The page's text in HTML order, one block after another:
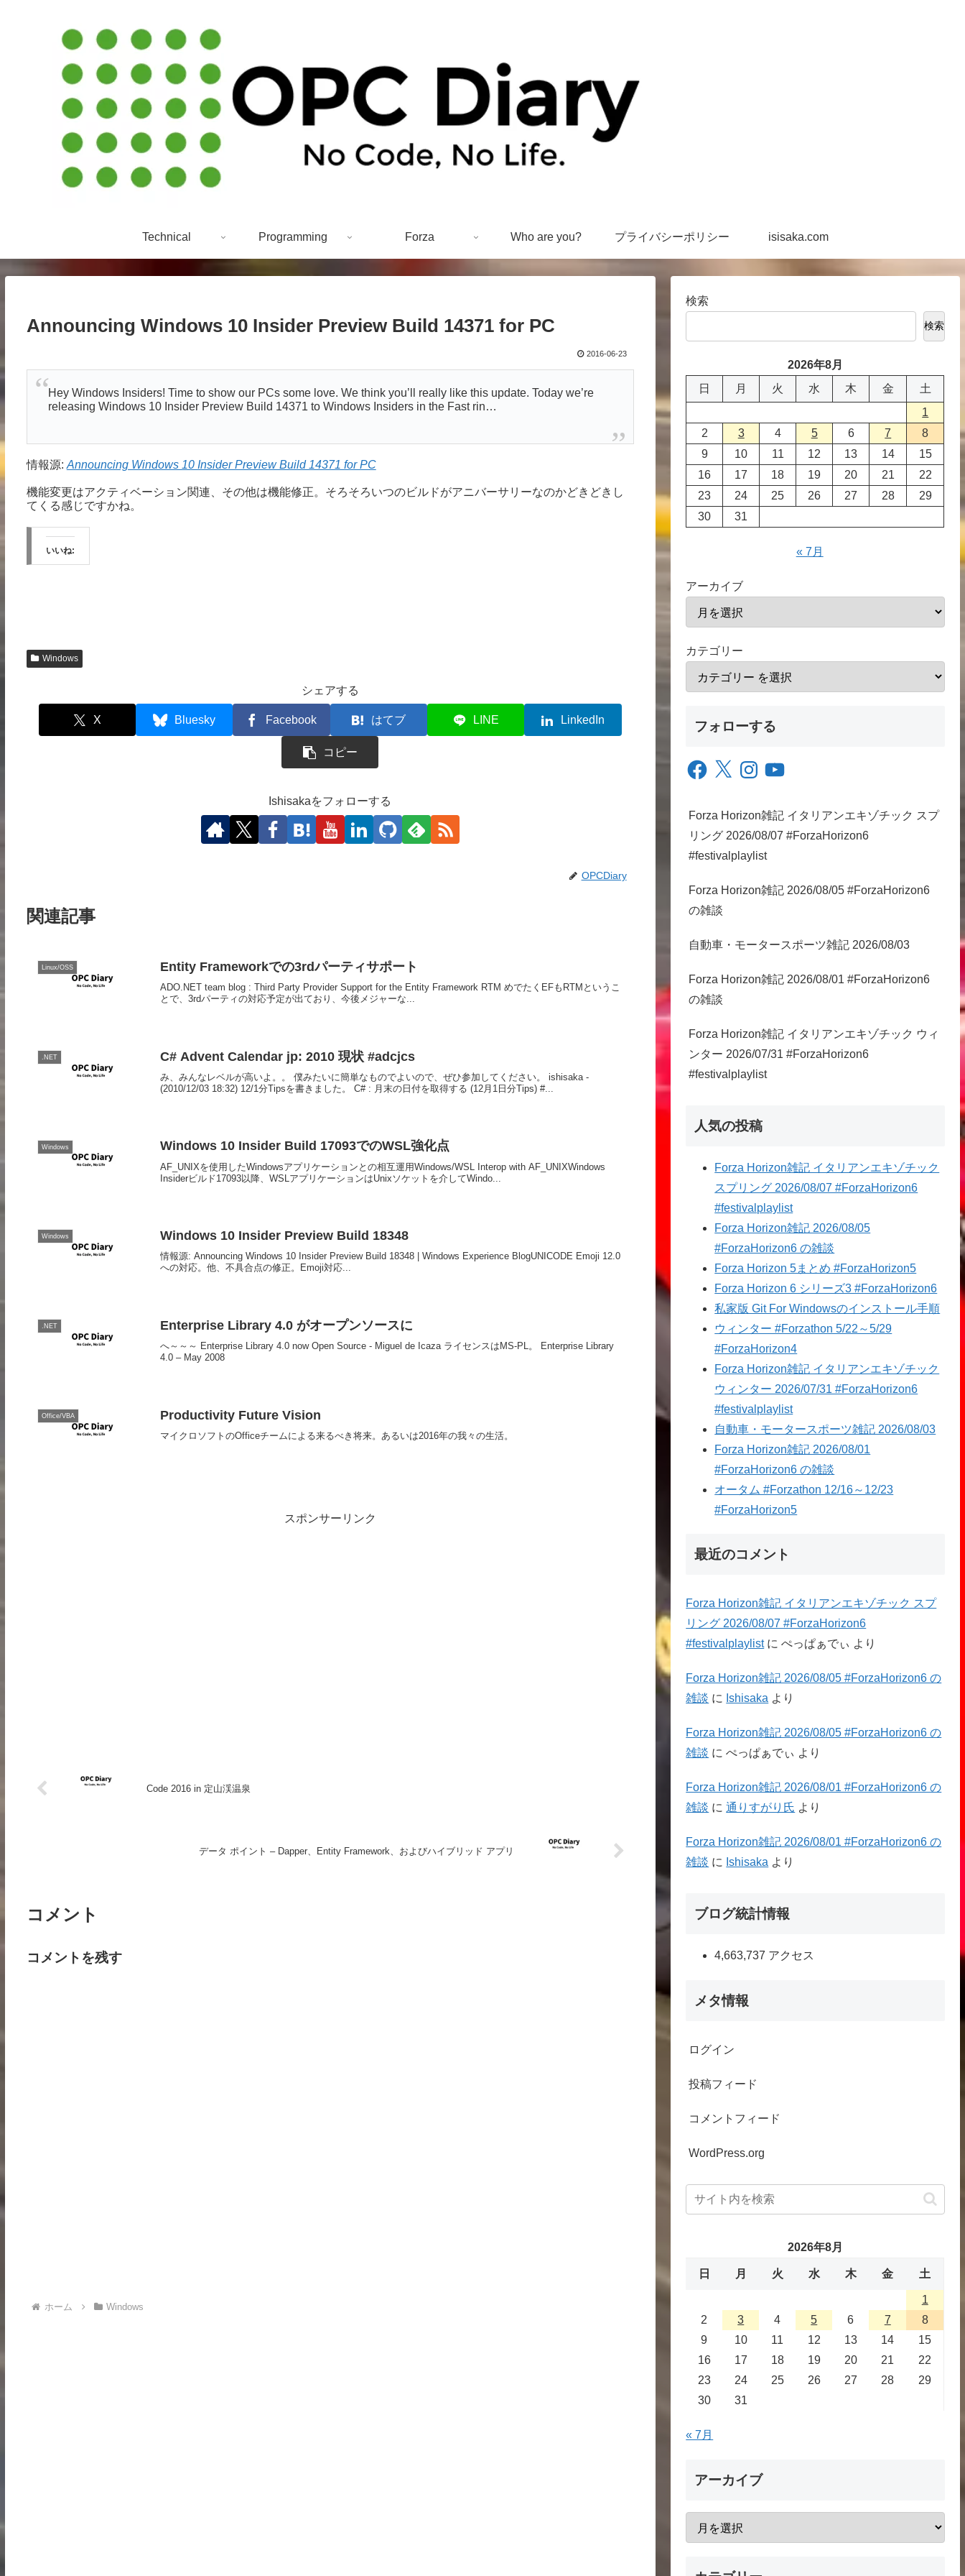
Technical Programming Forza Who are you? プライバシーポリシー isisaka.com
Announcing Windows 10 Insider Preview Build 14371 for PC
2016-06-23
Hey Windows Insiders! Time to show our PCs some love. We think you’ll really like this update. Today we’re
releasing Windows 10 Insider Preview Build 14371 to Windows Insiders in the Fast rin…
情報源: Announcing Windows 10 Insider Preview Build 14371 for PC
機能変更はアクティベーション関連、その他は機能修正。そろそろいつのビルドがアニバーサリーなのかどきどきし
てくる感じですかね。
いいね:
Windows
シェアする
X Bluesky Facebook はてブ LINE LinkedIn
コピー
Ishisakaをフォローする
OPCDiary
関連記事
Linux/OSS Entity Frameworkでの3rdパーティサポート
ADO.NET team blog : Third Party Provider Support for the Entity Framework RTM めでたくEFもRTMというこ
とで、3rdパーティの対応予定が出ており、今後メジャーな...
.NET C# Advent Calendar jp: 2010 現状 #adcjcs
み、みんなレベルが高いよ。。 僕みたいに簡単なものでよいので、ぜひ参加してください。 ishisaka -
(2010/12/03 18:32) 12/1分Tipsを書きました。 C# : 月末の日付を取得する (12月1日分Tips) #...
Windows Windows 10 Insider Build 17093でのWSL強化点
AF_UNIXを使用したWindowsアプリケーションとの相互運用Windows/WSL Interop with AF_UNIXWindows
Insiderビルド17093以降、WSLアプリケーションはUnixソケットを介してWindo...
Windows Windows 10 Insider Preview Build 18348
情報源: Announcing Windows 10 Insider Preview Build 18348 | Windows Experience BlogUNICODE Emoji 12.0
への対応。他、不具合点の修正。Emoji対応...
.NET Enterprise Library 4.0 がオープンソースに
へ～～～ Enterprise Library 4.0 now Open Source - Miguel de Icaza ライセンスはMS-PL。 Enterprise Library
4.0 – May 2008
Office/VBA Productivity Future Vision
マイクロソフトのOfficeチームによる来るべき将来。あるいは2016年の我々の生活。
スポンサーリンク
Code 2016 in 定山渓温泉
データ ポイント – Dapper、Entity Framework、およびハイブリッド アプリ
コメント
コメントを残す
ホーム Windows
検索
検索
2026年8月
日
月 火 水 木 金
土
1
2
3 4 5 6 7
8
9
10 11 12 13 14
15
16
17 18 19 20 21
22
23
24 25 26 27 28
29
30
31
« 7月
アーカイブ
カテゴリー
フォローする
Facebook
X InstagramYouTube
Forza Horizon雑記 イタリアンエキゾチック スプ
リング 2026/08/07 #ForzaHorizon6
#festivalplaylist
Forza Horizon雑記 2026/08/05 #ForzaHorizon6
の雑談
自動車・モータースポーツ雑記 2026/08/03
Forza Horizon雑記 2026/08/01 #ForzaHorizon6
の雑談
Forza Horizon雑記 イタリアンエキゾチック ウィ
ンター 2026/07/31 #ForzaHorizon6
#festivalplaylist
人気の投稿
Forza Horizon雑記 イタリアンエキゾチック
スプリング 2026/08/07 #ForzaHorizon6
#festivalplaylist
Forza Horizon雑記 2026/08/05
#ForzaHorizon6 の雑談
Forza Horizon 5まとめ #ForzaHorizon5
Forza Horizon 6 シリーズ3 #ForzaHorizon6
私家版 Git For Windowsのインストール手順
ウィンター #Forzathon 5/22～5/29
#ForzaHorizon4
Forza Horizon雑記 イタリアンエキゾチック
ウィンター 2026/07/31 #ForzaHorizon6
#festivalplaylist
自動車・モータースポーツ雑記 2026/08/03
Forza Horizon雑記 2026/08/01
#ForzaHorizon6 の雑談
オータム #Forzathon 12/16～12/23
#ForzaHorizon5
最近のコメント
Forza Horizon雑記 イタリアンエキゾチック スプ
リング 2026/08/07 #ForzaHorizon6
#festivalplaylistにぺっぱぁでぃ より
Forza Horizon雑記 2026/08/05 #ForzaHorizon6 の
雑談 に Ishisaka より
Forza Horizon雑記 2026/08/05 #ForzaHorizon6 の
雑談 にぺっぱぁでぃ より
Forza Horizon雑記 2026/08/01 #ForzaHorizon6 の
雑談 に通りすがり氏 より
Forza Horizon雑記 2026/08/01 #ForzaHorizon6 の
雑談 に Ishisaka より
ブログ統計情報
4,663,737 アクセス
メタ情報
ログイン
投稿フィード
コメントフィード
WordPress.org
2026年8月
日 月 火 水 木 金 土
1
2
3 4 5 6 7
8
9
10 11 12 13 14
15
16
17 18 19 20 21
22
23
24 25 26 27 28
29
30
31
« 7月
アーカイブ